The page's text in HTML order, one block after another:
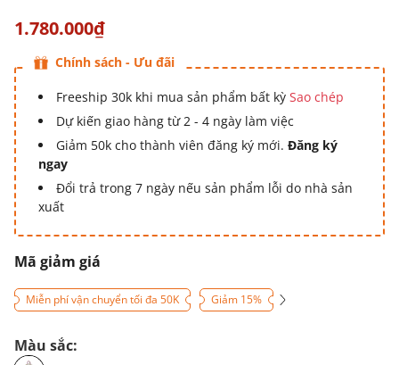
1.780.000₫
Chính sách - Ưu đãi
Freeship 30k khi mua sản phẩm bất kỳ Sao chép
Dự kiến giao hàng từ 2 - 4 ngày làm việc
Giảm 50k cho thành viên đăng ký mới. Đăng ký
ngay
Đổi trả trong 7 ngày nếu sản phẩm lỗi do nhà sản
xuất
Mã giảm giá
Miễn phí vận chuyển tối đa 50K Giảm 15%
Màu sắc: